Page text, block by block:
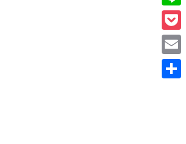
c
e
b
o
w
i
L
i
n
P
o
c
E